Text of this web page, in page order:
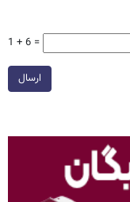
1 + 6 =
ارسال